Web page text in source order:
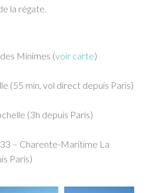
la régate.
Minimes (voir carte)
(55 min, vol direct depuis Paris)
(3h depuis Paris)
– Charente-Maritime La
Paris)